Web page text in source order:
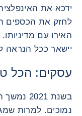
ידכא את
לחזק את הכספים
האירו עם
יישאר ככל הנראה ללא
עסקים: הכל
בשנת
נמוכים. למרות